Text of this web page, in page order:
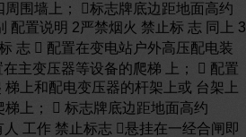
围墙上； 标志牌底边距地面高约
配置说明 2严禁烟火 禁止标 志 同上 3
志  配置在变电站户外高压配电装
主变压器等设备的爬梯 上；  配置
上和配电变压器的杆架上或 台架上
梯上；  标志牌底边距地面高约
工作 禁止标志 悬挂在一经合闸即